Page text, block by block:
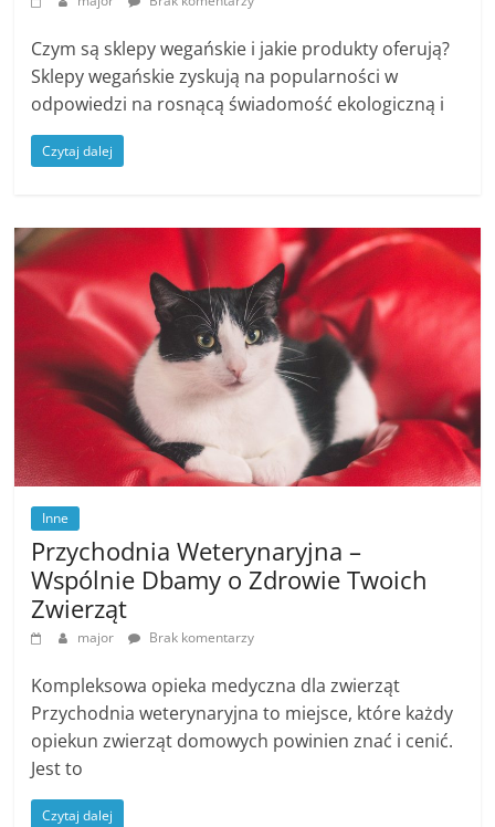
Czym są sklepy wegańskie i jakie produkty oferują?
Sklepy wegańskie zyskują na popularności w
odpowiedzi na rosnącą świadomość ekologiczną i
Czytaj dalej
Inne
Przychodnia Weterynaryjna –
Wspólnie Dbamy o Zdrowie Twoich
Zwierząt
major Brak komentarzy
Kompleksowa opieka medyczna dla zwierząt
Przychodnia weterynaryjna to miejsce, które każdy
opiekun zwierząt domowych powinien znać i cenić.
Jest to
Czytaj dalej